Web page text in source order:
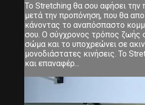
Το Stretching θα σου αφήσει την
μετά την προπόνηση, που θα
κάνοντας το αναπόσπαστο
σου. Ο σύγχρονος τρόπος ζωής
σώμα και το υποχρεώνει σε
μονοδιάστατες κινήσεις. Το
και επαναφέρ...